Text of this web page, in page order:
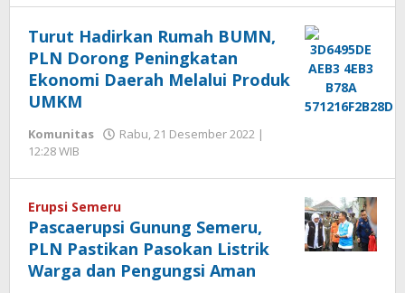
Turut Hadirkan Rumah BUMN,
PLN Dorong Peningkatan
Ekonomi Daerah Melalui Produk
UMKM
Komunitas
Rabu, 21 Desember 2022 |
12:28 WIB
Erupsi Semeru
Pascaerupsi Gunung Semeru,
PLN Pastikan Pasokan Listrik
Warga dan Pengungsi Aman